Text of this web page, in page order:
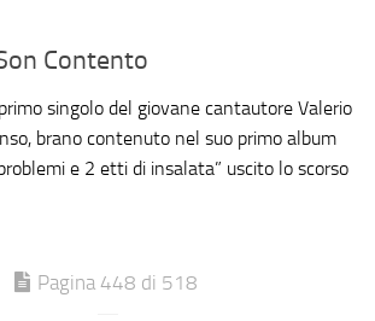
Contento
singolo del giovane cantautore Valerio
brano contenuto nel suo primo album
e 2 etti di insalata” uscito lo scorso
Pagina 448 di 518